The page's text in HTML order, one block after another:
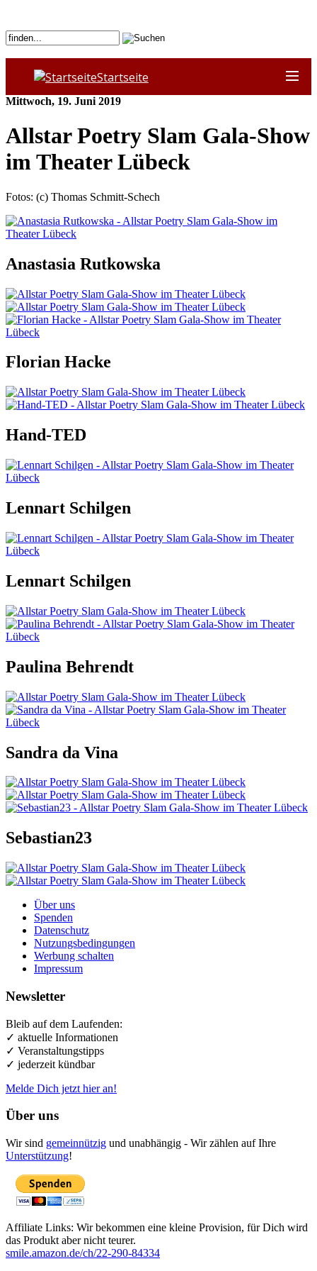
Startseite
Mittwoch, 19. Juni 2019
Allstar Poetry Slam Gala-Show
im Theater Lübeck
Fotos: (c) Thomas Schmitt-Schech
Anastasia Rutkowska
Florian Hacke
Hand-TED
Lennart Schilgen
Lennart Schilgen
Paulina Behrendt
Sandra da Vina
Sebastian23
Über uns
Spenden
Datenschutz
Nutzungsbedingungen
Werbung schalten
Impressum
Newsletter
Bleib auf dem Laufenden:
✓ aktuelle Informationen
✓ Veranstaltungstipps
✓ jederzeit kündbar
Melde Dich jetzt hier an!
Über uns
Wir sind gemeinnützig und unabhängig - Wir zählen auf Ihre
Unterstützung!
Affiliate Links: Wir bekommen eine kleine Provision, für Dich wird
das Produkt aber nicht teurer.
smile.amazon.de/ch/22-290-84334